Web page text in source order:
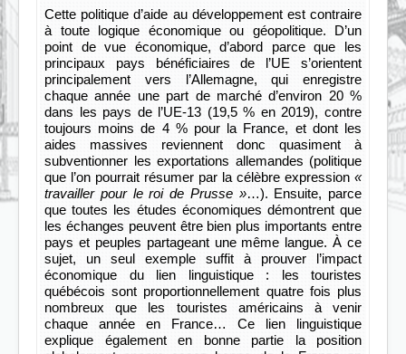
Cette politique d’aide au développement est contraire
à toute logique économique ou géopolitique. D’un
point de vue économique, d’abord parce que les
principaux pays bénéficiaires de l’UE s’orientent
principalement vers l’Allemagne, qui enregistre
chaque année une part de marché d’environ 20 %
dans les pays de l’UE-13 (19,5 % en 2019), contre
toujours moins de 4 % pour la France, et dont les
aides massives reviennent donc quasiment à
subventionner les exportations allemandes (politique
que l’on pourrait résumer par la célèbre expression «
travailler pour le roi de Prusse »…). Ensuite, parce
que toutes les études économiques démontrent que
les échanges peuvent être bien plus importants entre
pays et peuples partageant une même langue. À ce
sujet, un seul exemple suffit à prouver l’impact
économique du lien linguistique : les touristes
québécois sont proportionnellement quatre fois plus
nombreux que les touristes américains à venir
chaque année en France… Ce lien linguistique
explique également en bonne partie la position